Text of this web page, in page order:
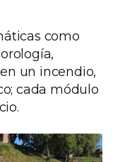
como
un incendio,
cada módulo